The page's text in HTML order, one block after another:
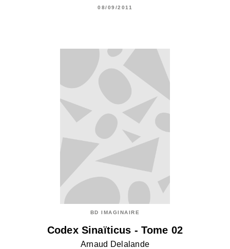
08/09/2011
BD IMAGINAIRE
Codex Sinaïticus - Tome 02
Arnaud Delalande